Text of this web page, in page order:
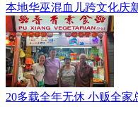
本地华巫混血儿跨文化庆
20多载全年无休 小贩全家